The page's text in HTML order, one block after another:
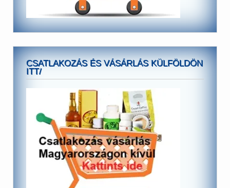
CSATLAKOZÁS ÉS VÁSÁRLÁS KÜLFÖLDÖN
ITT/